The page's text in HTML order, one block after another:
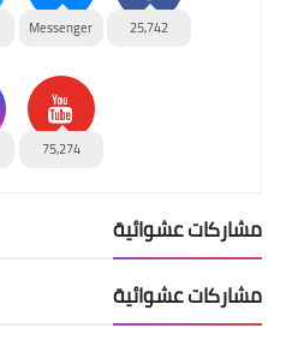
25,742
Messenger
75,274
مشاركات عشوائية
مشاركات عشوائية